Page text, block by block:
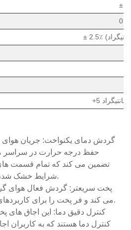
حفظ درجه حرارت در سراسر
تضمین می کند که تمام قسمت
شرایط خشک شدن یکسانی قرار می گیرند.
می کند و فر پخت را برای کاربردهای مختلف مناسب می کند.
کنترل دما هستند که به کاربران